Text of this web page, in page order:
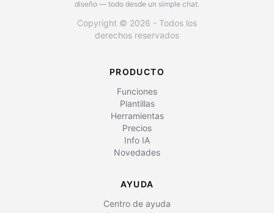
diseño — todo desde un simple chat.
Copyright © 2026 - Todos los
derechos reservados
PRODUCTO
Funciones
Plantillas
Herramientas
Precios
Info IA
Novedades
AYUDA
Centro de ayuda